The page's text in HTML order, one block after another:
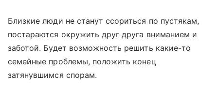
Близкие люди не станут ссориться по пустякам,
постараются окружить друг друга вниманием и
заботой. Будет возможность решить какие-то
семейные проблемы, положить конец
затянувшимся спорам.